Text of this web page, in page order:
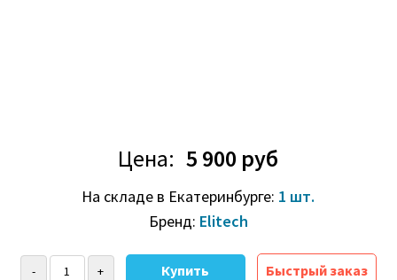
Цена: 5 900 руб
На складе в Екатеринбурге: 1 шт.
Бренд: Elitech
Быстрый заказ